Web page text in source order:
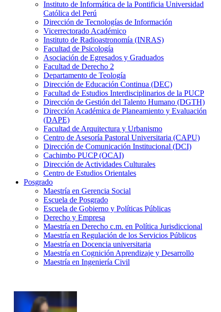
Instituto de Informática de la Pontificia Universidad
Católica del Perú
Dirección de Tecnologías de Información
Vicerrectorado Académico
Instituto de Radioastronomía (INRAS)
Facultad de Psicología
Asociación de Egresados y Graduados
Facultad de Derecho 2
Departamento de Teología
Dirección de Educación Continua (DEC)
Facultad de Estudios Interdisciplinarios de la PUCP
Dirección de Gestión del Talento Humano (DGTH)
Dirección Académica de Planeamiento y Evaluación
(DAPE)
Facultad de Arquitectura y Urbanismo
Centro de Asesoría Pastoral Universitaria (CAPU)
Dirección de Comunicación Institucional (DCI)
Cachimbo PUCP (OCAI)
Dirección de Actividades Culturales
Centro de Estudios Orientales
Posgrado
Maestría en Gerencia Social
Escuela de Posgrado
Escuela de Gobierno y Políticas Públicas
Derecho y Empresa
Maestría en Derecho c.m. en Política Jurisdiccional
Maestría en Regulación de los Servicios Públicos
Maestría en Docencia universitaria
Maestría en Cognición Aprendizaje y Desarrollo
Maestría en Ingeniería Civil